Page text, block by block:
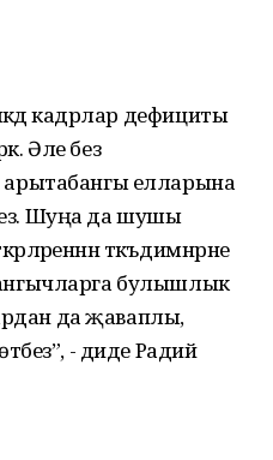
кадрлар дефициты
Әле без
арытабангы елларына
Шуңа да шушы
тәкъдимнәрне
булышлык
да җаваплы,
- диде Радий